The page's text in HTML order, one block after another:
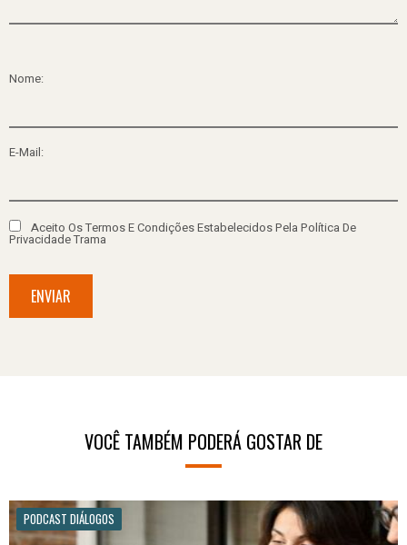
Nome:
E-Mail:
Aceito Os Termos E Condições Estabelecidos Pela Política De
Privacidade Trama
ENVIAR
VOCÊ TAMBÉM PODERÁ GOSTAR DE
PODCAST DIÁLOGOS